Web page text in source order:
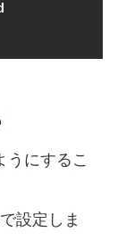
うにするこ
設定しま